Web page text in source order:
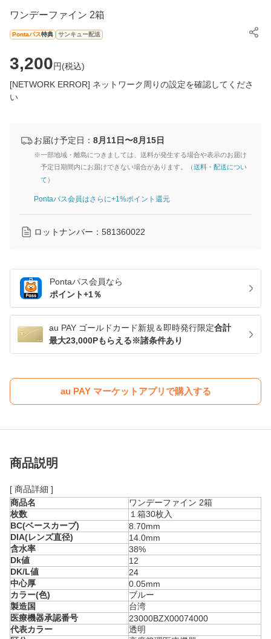
ワンデーファイン 2箱
Pontaパス特典 サンキュー配送
3,200円(税込)
[NETWORK ERROR] ネットワーク周りの設定を確認してくださ
い
お届け予定日： 8月11日〜8月15日
※一部地域・離島につきましては、送料が発生する場合や表示のお届け
予定日期間内にお届けできない場合があります。（送料・配送につい
て ）
Pontaパス会員はさらに+1%ポイント還元
ロットナンバー： 581360022
Pontaパス会員なら
ポイント+1％
au PAY ゴールドカード新規＆即時発行限定合計
最大23,000Pもらえる※諸条件あり
au PAY マーケットアプリで購入する
商品説明
[ 商品詳細 ]
商品名
ワンデーファイン 2箱
枚数
１箱30枚入
BC(ベースカーブ)
8.70mm
DIA(レンズ直径)
14.0mm
含水率
38%
Dk値
12
DK/L値
24
中心厚
0.05mm
カラー(色)
ブルー
製造国
台湾
医療機器承認番号
23000BZX00074000
代表カラー
透明